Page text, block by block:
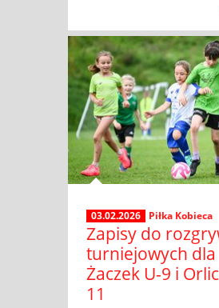
03.02.2026 Piłka Kobieca
Zapisy do
turniejowych dla
Żaczek U-9 i
11